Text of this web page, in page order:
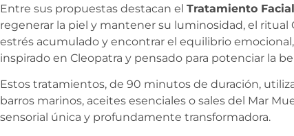
Entre sus propuestas destacan el Tratamiento
regenerar la piel y mantener su luminosidad, el ritual
estrés acumulado y encontrar el equilibrio
inspirado en Cleopatra y pensado para potenciar la
Estos tratamientos, de 90 minutos de duración,
barros marinos, aceites esenciales o sales del Mar
sensorial única y profundamente transformadora.